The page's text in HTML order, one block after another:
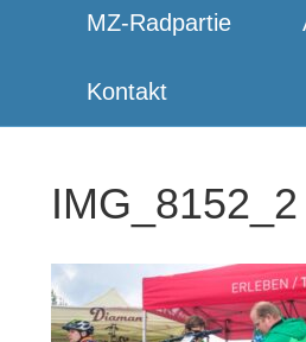
MZ-Radpartie
Kontakt
IMG_8152_2